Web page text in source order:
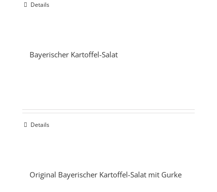
Details
Bayerischer Kartoffel-Salat
Details
Original Bayerischer Kartoffel-Salat mit Gurke